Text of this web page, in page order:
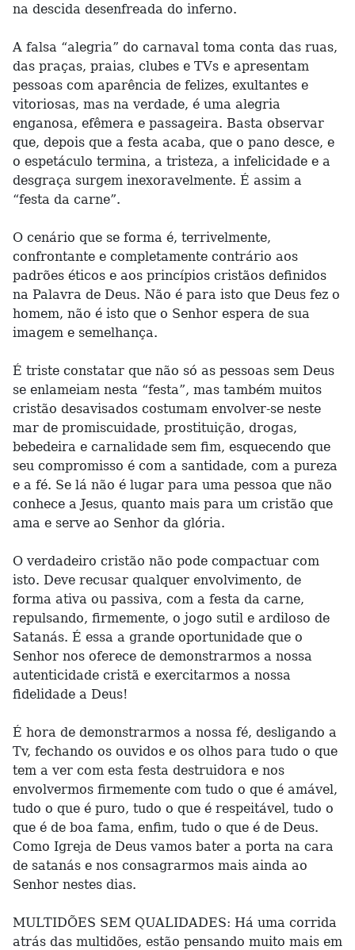
na descida desenfreada do inferno.
A falsa “alegria” do carnaval toma conta das ruas,
das praças, praias, clubes e TVs e apresentam
pessoas com aparência de felizes, exultantes e
vitoriosas, mas na verdade, é uma alegria
enganosa, efêmera e passageira. Basta observar
que, depois que a festa acaba, que o pano desce, e
o espetáculo termina, a tristeza, a infelicidade e a
desgraça surgem inexoravelmente. É assim a
“festa da carne”.
O cenário que se forma é, terrivelmente,
confrontante e completamente contrário aos
padrões éticos e aos princípios cristãos definidos
na Palavra de Deus. Não é para isto que Deus fez o
homem, não é isto que o Senhor espera de sua
imagem e semelhança.
É triste constatar que não só as pessoas sem Deus
se enlameiam nesta “festa”, mas também muitos
cristão desavisados costumam envolver-se neste
mar de promiscuidade, prostituição, drogas,
bebedeira e carnalidade sem fim, esquecendo que
seu compromisso é com a santidade, com a pureza
e a fé. Se lá não é lugar para uma pessoa que não
conhece a Jesus, quanto mais para um cristão que
ama e serve ao Senhor da glória.
O verdadeiro cristão não pode compactuar com
isto. Deve recusar qualquer envolvimento, de
forma ativa ou passiva, com a festa da carne,
repulsando, firmemente, o jogo sutil e ardiloso de
Satanás. É essa a grande oportunidade que o
Senhor nos oferece de demonstrarmos a nossa
autenticidade cristã e exercitarmos a nossa
fidelidade a Deus!
É hora de demonstrarmos a nossa fé, desligando a
Tv, fechando os ouvidos e os olhos para tudo o que
tem a ver com esta festa destruidora e nos
envolvermos firmemente com tudo o que é amável,
tudo o que é puro, tudo o que é respeitável, tudo o
que é de boa fama, enfim, tudo o que é de Deus.
Como Igreja de Deus vamos bater a porta na cara
de satanás e nos consagrarmos mais ainda ao
Senhor nestes dias.
MULTIDÕES SEM QUALIDADES: Há uma corrida
atrás das multidões, estão pensando muito mais em